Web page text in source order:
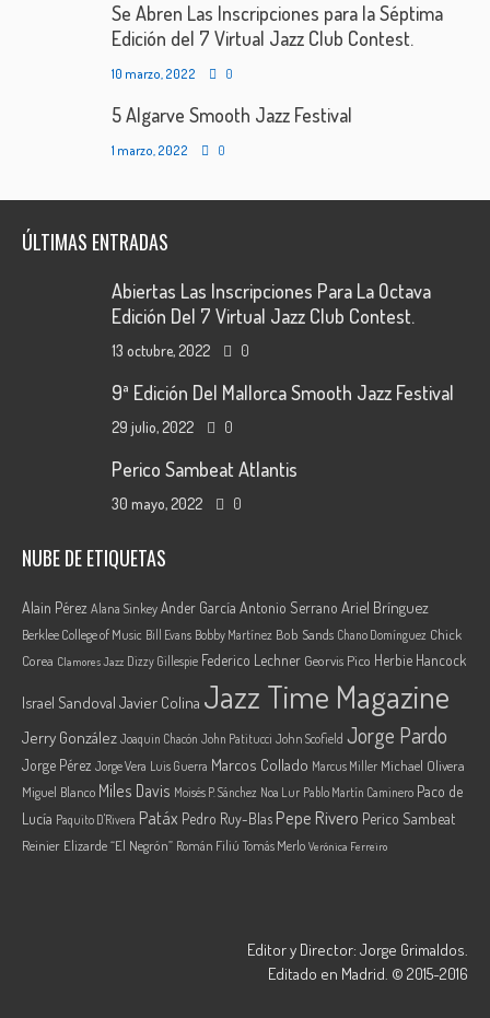
Se Abren Las Inscripciones para la Séptima
Edición del 7 Virtual Jazz Club Contest.
10 marzo, 2022 0
5 Algarve Smooth Jazz Festival
1 marzo, 2022 0
ÚLTIMAS ENTRADAS
Abiertas Las Inscripciones Para La Octava
Edición Del 7 Virtual Jazz Club Contest.
13 octubre, 2022 0
9ª Edición Del Mallorca Smooth Jazz Festival
29 julio, 2022 0
Perico Sambeat Atlantis
30 mayo, 2022 0
NUBE DE ETIQUETAS
Alain Pérez Alana SinkeyAnder García Antonio Serrano Ariel Brínguez
Berklee College of Music Bill Evans Bobby Martínez Bob Sands Chano Domínguez Chick
Corea Clamores Jazz Dizzy Gillespie Federico Lechner Georvis Pico Herbie Hancock
Israel Sandoval Javier Colina Jazz Time Magazine
Jerry González Joaquin Chacón John Patitucci John Scofield Jorge Pardo
Jorge Pérez Jorge Vera Luis Guerra Marcos Collado Marcus Miller Michael Olivera
Miguel Blanco Miles Davis Moisés P. Sánchez Noa Lur Pablo Martín Caminero Paco de
Lucía Paquito D'Rivera Patáx Pedro Ruy-Blas Pepe Rivero Perico Sambeat
Reinier Elizarde “El Negrón” Román Filiú Tomás Merlo Verónica Ferreiro
Editor y Director: Jorge Grimaldos.
Editado en Madrid. © 2015-2016